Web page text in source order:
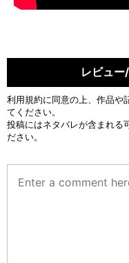
レビュ
利用規約に同意の上、作品や
てください。
投稿にはネタバレが含まれる
ださい。